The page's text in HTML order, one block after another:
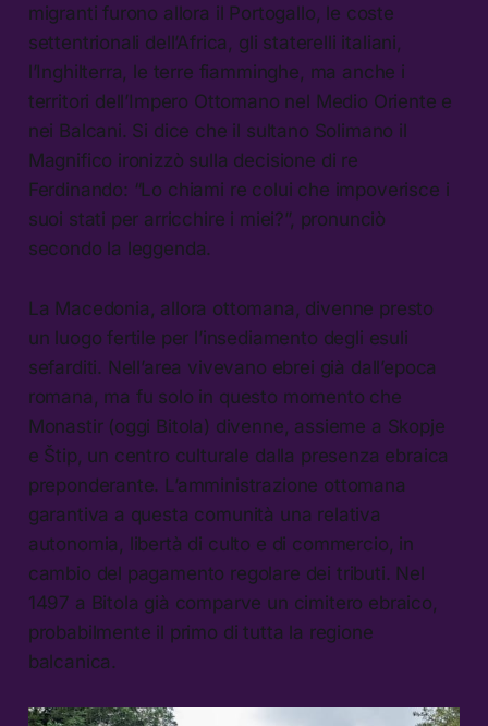
migranti furono allora il Portogallo, le coste
settentrionali dell’Africa, gli staterelli italiani,
l’Inghilterra, le terre fiamminghe, ma anche i
territori dell’Impero Ottomano nel Medio Oriente e
nei Balcani. Si dice che il sultano Solimano il
Magnifico ironizzò sulla decisione di re
Ferdinando: “Lo chiami re colui che impoverisce i
suoi stati per arricchire i miei?”, pronunciò
secondo la leggenda.
La Macedonia, allora ottomana, divenne presto
un luogo fertile per l’insediamento degli esuli
sefarditi. Nell’area vivevano ebrei già dall’epoca
romana, ma fu solo in questo momento che
Monastir (oggi Bitola) divenne, assieme a Skopje
e Štip, un centro culturale dalla presenza ebraica
preponderante. L’amministrazione ottomana
garantiva a questa comunità una relativa
autonomia, libertà di culto e di commercio, in
cambio del pagamento regolare dei tributi. Nel
1497 a Bitola già comparve un cimitero ebraico,
probabilmente il primo di tutta la regione
balcanica.